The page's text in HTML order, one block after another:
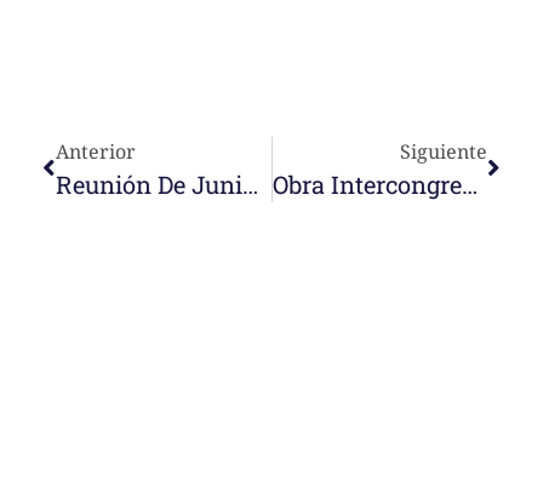
Anterior
Reunión De Junioras Y Formadoras
Siguiente
Obra Intercongregacional En Timor-Leste